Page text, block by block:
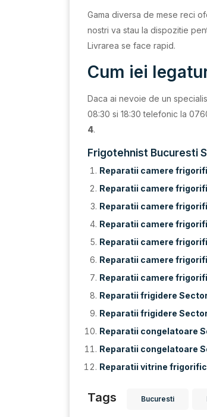
Gama diversa de mese reci
nostri va stau la dispozitie
Livrarea se face rapid.
Cum iei
Daca ai nevoie de un
08:30 si 18:30 telefonic la
4.
Frigotehnist Bucuresti
Reparatii camere
Reparatii camere
Reparatii camere
Reparatii camere
Reparatii camere
Reparatii camere
Reparatii camere
Reparatii frigidere
Reparatii frigidere Sector
Reparatii congelatoare
Reparatii congelatoare
Reparatii vitrine
Tags Bucuresti